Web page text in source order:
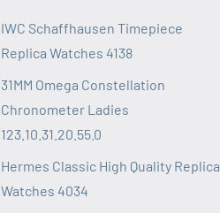
IWC Schaffhausen Timepiece
Replica Watches 4138
31MM Omega Constellation
Chronometer Ladies
123.10.31.20.55.0
Hermes Classic High Quality Replica
Watches 4034